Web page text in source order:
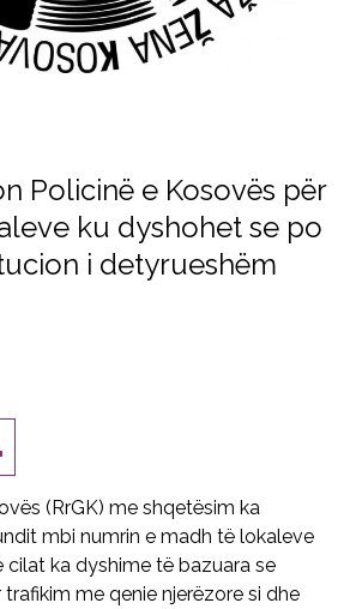
Policinë e Kosovës për
ku dyshohet se po
i detyrueshëm
(RrGK) me shqetësim ka
mbi numrin e madh të lokaleve
cilat ka dyshime të bazuara se
me qenie njerëzore si dhe